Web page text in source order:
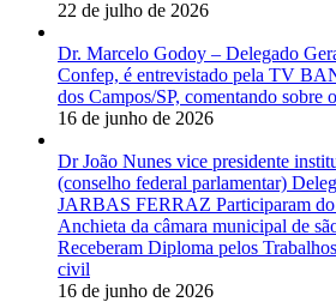
22 de julho de 2026
Dr. Marcelo Godoy – Delegado
Confep, é entrevistado pela TV
dos Campos/SP, comentando sobre
16 de junho de 2026
Dr João Nunes vice presidente
(conselho federal parlamentar)
JARBAS FERRAZ Participaram
Anchieta da câmara municipal de
Receberam Diploma pelos
civil
16 de junho de 2026